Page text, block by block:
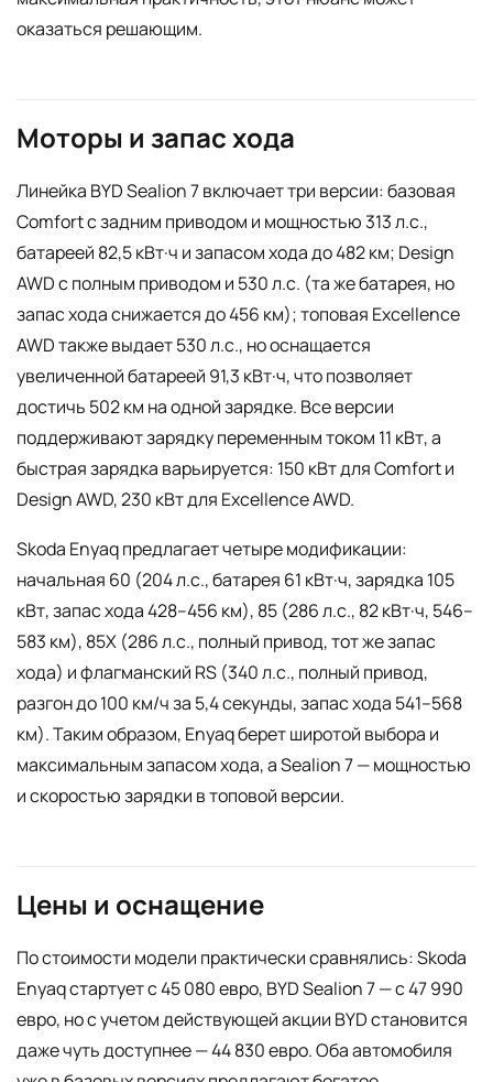
оказаться решающим.
Моторы и запас хода
Линейка BYD Sealion 7 включает три версии: базовая
Comfort с задним приводом и мощностью 313 л.с.,
батареей 82,5 кВт·ч и запасом хода до 482 км; Design
AWD с полным приводом и 530 л.с. (та же батарея, но
запас хода снижается до 456 км); топовая Excellence
AWD также выдает 530 л.с., но оснащается
увеличенной батареей 91,3 кВт·ч, что позволяет
достичь 502 км на одной зарядке. Все версии
поддерживают зарядку переменным током 11 кВт, а
быстрая зарядка варьируется: 150 кВт для Comfort и
Design AWD, 230 кВт для Excellence AWD.
Skoda Enyaq предлагает четыре модификации:
начальная 60 (204 л.с., батарея 61 кВт·ч, зарядка 105
кВт, запас хода 428–456 км), 85 (286 л.с., 82 кВт·ч, 546–
583 км), 85X (286 л.с., полный привод, тот же запас
хода) и флагманский RS (340 л.с., полный привод,
разгон до 100 км/ч за 5,4 секунды, запас хода 541–568
км). Таким образом, Enyaq берет широтой выбора и
максимальным запасом хода, а Sealion 7 — мощностью
и скоростью зарядки в топовой версии.
Цены и оснащение
По стоимости модели практически сравнялись: Skoda
Enyaq стартует с 45 080 евро, BYD Sealion 7 — с 47 990
евро, но с учетом действующей акции BYD становится
даже чуть доступнее — 44 830 евро. Оба автомобиля